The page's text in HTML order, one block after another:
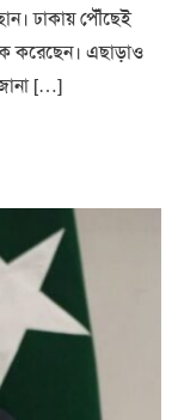
ঢাকায় পৌঁছেই
করেছেন। এছাড়াও
[…]